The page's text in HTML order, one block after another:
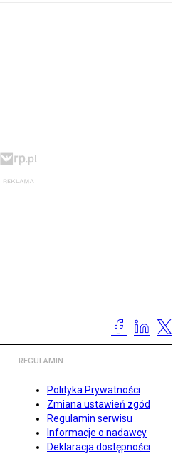
REGULAMIN
Polityka Prywatności
Zmiana ustawień zgód
Regulamin serwisu
Informacje o nadawcy
Deklaracja dostępności